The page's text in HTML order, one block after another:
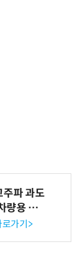
주파 과도
량용 전
가기>